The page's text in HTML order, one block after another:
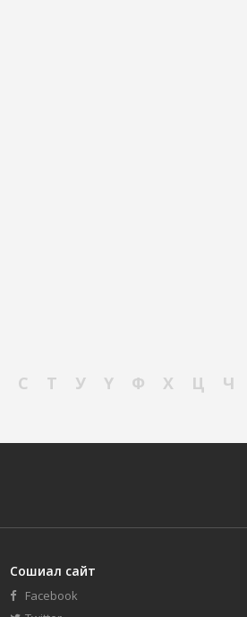
С Т У Ү Ф Х Ц Ч
Сошиал сайт
Facebook